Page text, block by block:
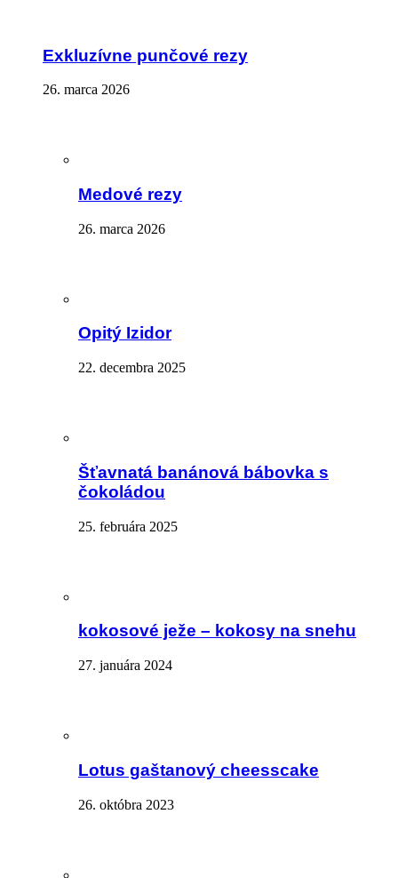
Exkluzívne punčové rezy
26. marca 2026
Medové rezy
26. marca 2026
Opitý Izidor
22. decembra 2025
Šťavnatá banánová bábovka s
čokoládou
25. februára 2025
kokosové ježe – kokosy na snehu
27. januára 2024
Lotus gaštanový cheesscake
26. októbra 2023